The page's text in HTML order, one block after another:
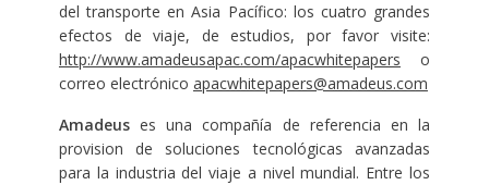
del transporte en Asia Pacífico: los cuatro grandes
efectos de viaje, de estudios, por favor visite:
http://www.amadeusapac.com/apacwhitepapers o
correo electrónico apacwhitepapers@amadeus.com
Amadeuses una compañía de referencia en la
provision de soluciones tecnológicas avanzadas
para la industria del viaje a nivel mundial. Entre los